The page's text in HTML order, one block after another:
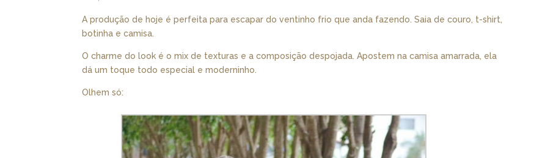
A produção de hoje é perfeita para escapar do ventinho frio que anda fazendo. Saia de couro, t-shirt,
botinha e camisa.
O charme do look é o mix de texturas e a composição despojada. Apostem na camisa amarrada, ela
dá um toque todo especial e moderninho.
Olhem só: